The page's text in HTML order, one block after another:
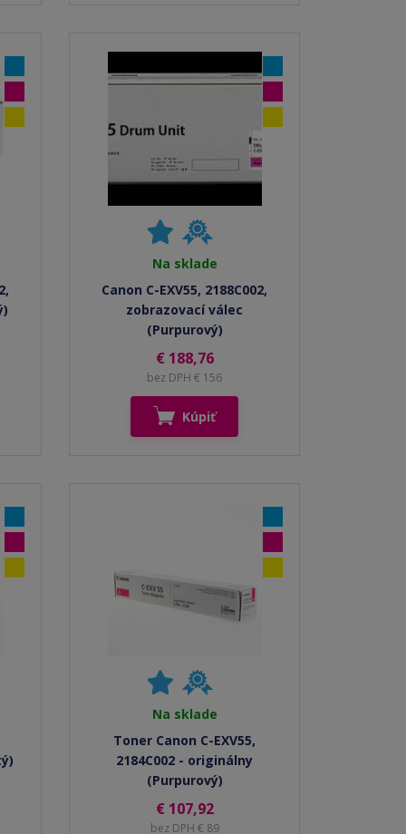
Na sklade
Canon C-EXV55, 2188C002,
zobrazovací válec
(Purpurový)
€ 188,76
bez DPH € 156
Kúpiť
Na sklade
Toner Canon C-EXV55,
2184C002 - originálny
(Purpurový)
€ 107,92
bez DPH € 89